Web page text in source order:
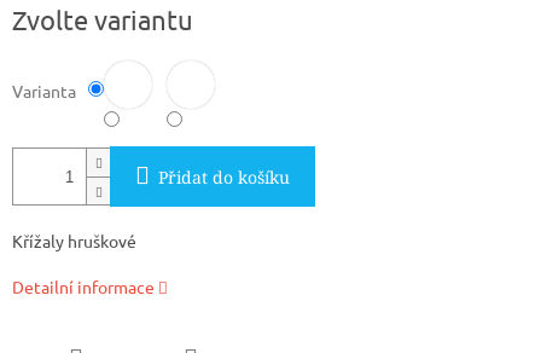
cena:
Zvolte variantu
Varianta
Přidat do košíku
Křížaly hruškové
Detailní informace